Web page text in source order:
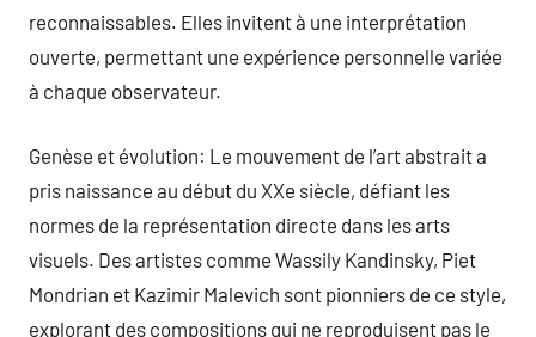
reconnaissables. Elles invitent à une interprétation
ouverte, permettant une expérience personnelle variée
à chaque observateur.
Genèse et évolution: Le mouvement de l’art abstrait a
pris naissance au début du XXe siècle, défiant les
normes de la représentation directe dans les arts
visuels. Des artistes comme Wassily Kandinsky, Piet
Mondrian et Kazimir Malevich sont pionniers de ce style,
explorant des compositions qui ne reproduisent pas le